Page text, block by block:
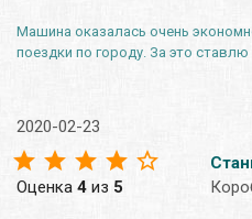
Машина оказалась очень
поездки по городу. За это
2020-02-23
Оценка 4 из 5